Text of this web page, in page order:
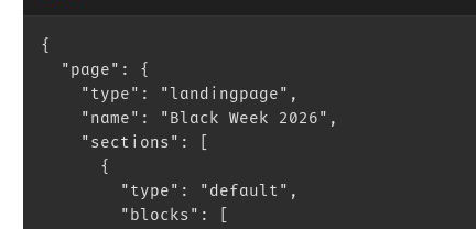
{
"page": {
"type": "landingpage",
"name": "Black Week 2026",
"sections": [
{
"type": "default",
"blocks": [